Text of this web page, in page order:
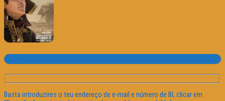
Subscrever o site
Basta introduzires o teu endereço de e-mail e número de BI, clicar em